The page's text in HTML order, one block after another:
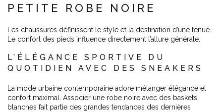
PETITE ROBE NOIRE
Les chaussures définissent le style et la destination d’une tenue.
Le confort des pieds influence directement l’allure générale.
L’ÉLÉGANCE SPORTIVE DU
QUOTIDIEN AVEC DES SNEAKERS
La mode urbaine contemporaine adore mélanger élégance et
confort maximal. Associer une robe noire avec des baskets
blanches fait partie des grandes tendances des dernières